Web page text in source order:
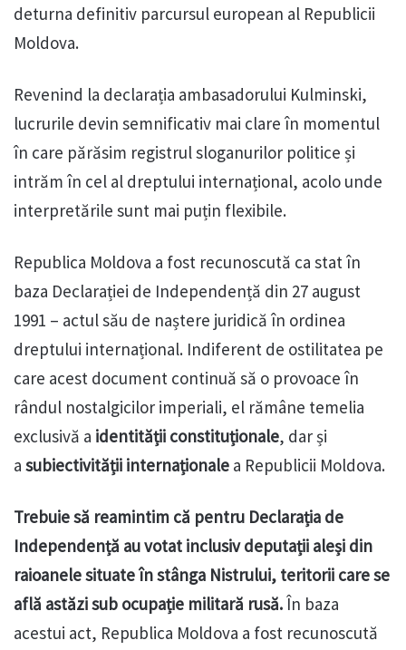
deturna definitiv parcursul european al Republicii
Moldova.
Revenind la declarația ambasadorului Kulminski,
lucrurile devin semnificativ mai clare în momentul
în care părăsim registrul sloganurilor politice și
intrăm în cel al dreptului internațional, acolo unde
interpretările sunt mai puțin flexibile.
Republica Moldova a fost recunoscută ca stat în
baza Declarației de Independență din 27 august
1991 – actul său de naștere juridică în ordinea
dreptului internațional. Indiferent de ostilitatea pe
care acest document continuă să o provoace în
rândul nostalgicilor imperiali, el rămâne temelia
exclusivă a identității constituționale, dar și
a subiectivității internaționale a Republicii Moldova.
Trebuie să reamintim că pentru Declarația de
Independență au votat inclusiv deputații aleși din
raioanele situate în stânga Nistrului, teritorii care se
află astăzi sub ocupație militară rusă.În baza
acestui act, Republica Moldova a fost recunoscută